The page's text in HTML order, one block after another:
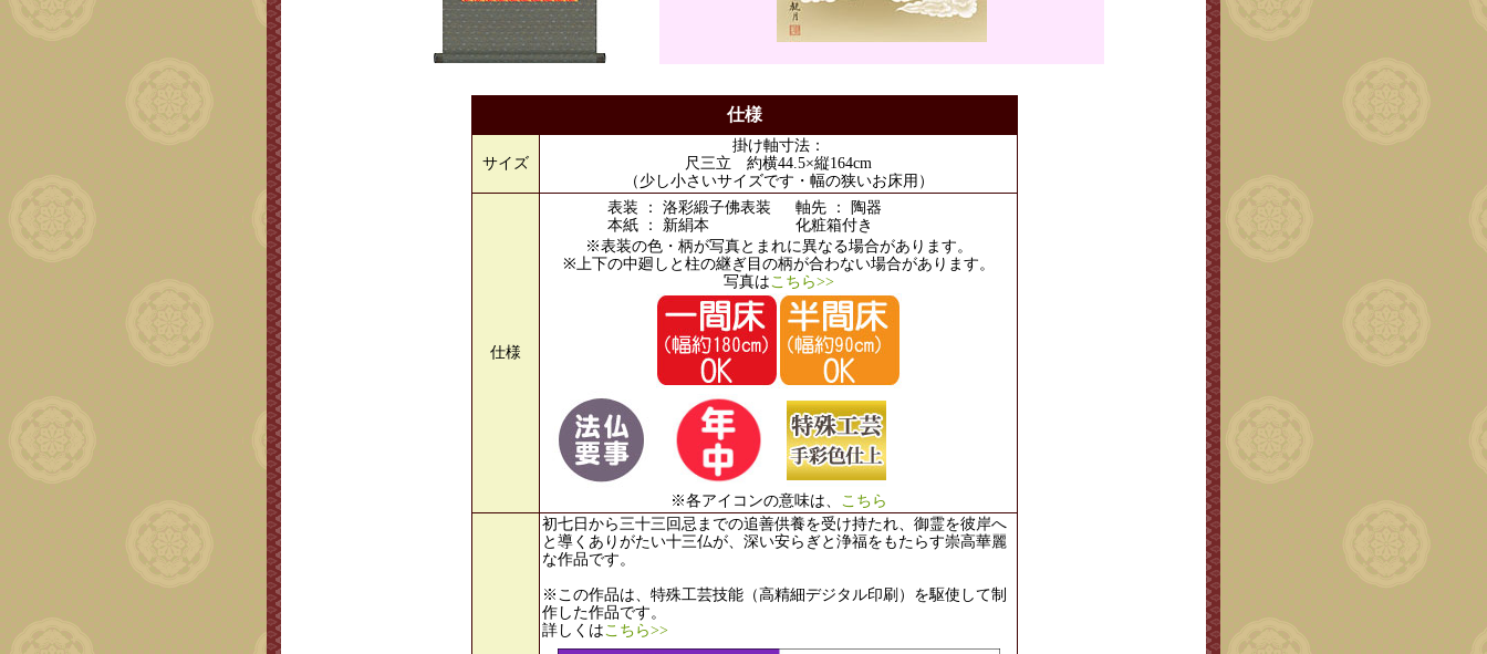
仕様
サイズ
掛け軸寸法：
尺三立 約横44.5×縦164cm
（少し小さいサイズです・幅の狭いお床用）
仕様
表装 ： 洛彩緞子佛表装
本紙 ： 新絹本
軸先 ： 陶器
化粧箱付き
※表装の色・柄が写真とまれに異なる場合があります。
※上下の中廻しと柱の継ぎ目の柄が合わない場合があります。
写真はこちら>>
※各アイコンの意味は、 こちら
初七日から三十三回忌までの追善供養を受け持たれ、御霊を彼岸へ
と導くありがたい十三仏が、深い安らぎと浄福をもたらす崇高華麗
な作品です。
※この作品は、特殊工芸技能（高精細デジタル印刷）を駆使して制
作した作品です。
詳しくはこちら>>